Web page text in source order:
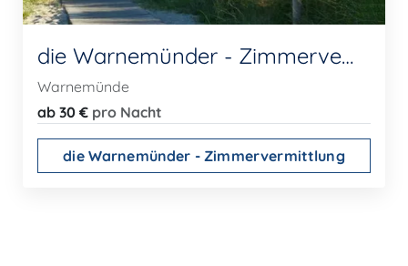
die Warnemünder - Zimmervermittlung
Warnemünde
ab 30 € pro Nacht
die Warnemünder - Zimmervermittlung